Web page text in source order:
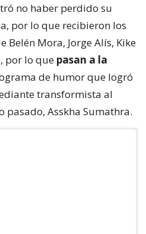
no haber perdido su
por lo que recibieron los
Belén Mora, Jorge Alís, Kike
por lo que pasan a la
de humor que logró
transformista al
pasado, Asskha Sumathra.